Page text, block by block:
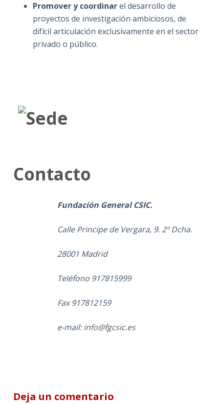
Promover y coordinarel desarrollo de
proyectos de investigación ambiciosos, de
difícil articulación exclusivamente en el sector
privado o público.
Contacto
Fundación General CSIC.
Calle Principe de Vergara, 9. 2º Dcha.
28001 Madrid
Teléfono 917815999
Fax 917812159
e-mail:info@fgcsic.es
Deja un comentario